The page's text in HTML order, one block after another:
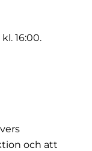
16:00.
och att